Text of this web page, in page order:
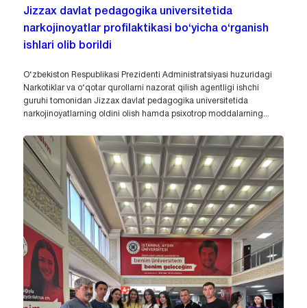
Jizzax davlat pedagogika universitetida
narkojinoyatlar profilaktikasi bo‘yicha o‘rganish
ishlari olib borildi
O‘zbekiston Respublikasi Prezidenti Administratsiyasi huzuridagi
Narkotiklar va o‘qotar qurollarni nazorat qilish agentligi ishchi
guruhi tomonidan Jizzax davlat pedagogika universitetida
narkojinoyatlarning oldini olish hamda psixotrop moddalarning...